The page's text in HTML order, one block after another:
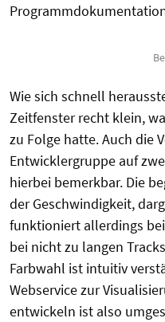
Wie sich schnell
Zeitfenster recht klein,
zu Folge hatte. Auch die
Entwicklergruppe auf
hierbei bemerkbar. Die
der Geschwindigkeit,
funktioniert allerdings
bei nicht zu langen
Farbwahl ist intuitiv
Webservice zur
entwickeln ist also